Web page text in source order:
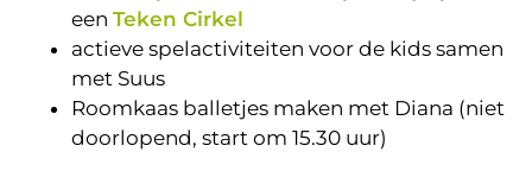
een Teken Cirkel
actieve spelactiviteiten voor de kids samen
met Suus
Roomkaas balletjes maken met Diana (niet
doorlopend, start om 15.30 uur)